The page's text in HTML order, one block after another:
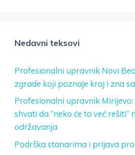
Nedavni teksovi
Profesionalni upravnik Novi
zgrade koji poznaje kraj i zna
Profesionalni upravnik
shvati da “neko će to već rešiti”
održavanja
Podrška stanarima i prijava